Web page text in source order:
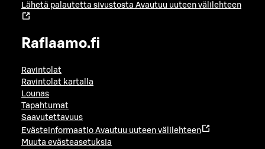
Lähetä palautetta sivustosta Avautuu uuteen välilehteen
Raflaamo.fi
Ravintolat
Ravintolat kartalla
Lounas
Tapahtumat
Saavutettavuus
Evästeinformaatio Avautuu uuteen välilehteen
Muuta evästeasetuksia